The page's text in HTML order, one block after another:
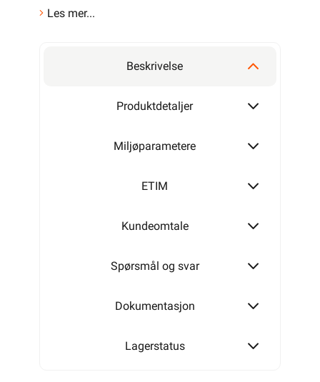
Les mer...
Beskrivelse
Produktdetaljer
Miljøparametere
ETIM
Kundeomtale
Spørsmål og svar
Dokumentasjon
Lagerstatus